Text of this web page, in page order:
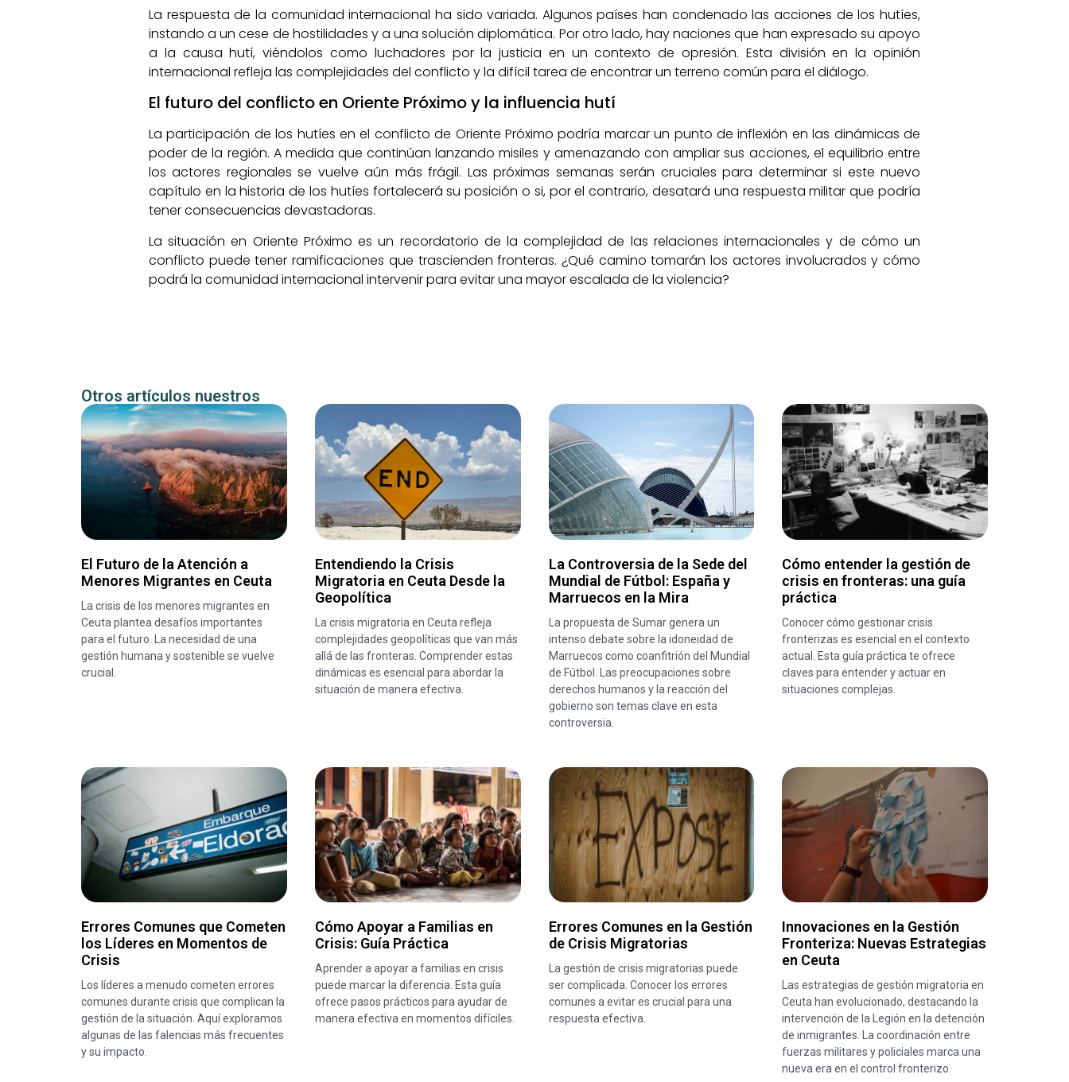
La respuesta de la comunidad internacional ha sido variada. Algunos países han condenado las acciones de los hutíes,
instando a un cese de hostilidades y a una solución diplomática. Por otro lado, hay naciones que han expresado su apoyo
a la causa hutí, viéndolos como luchadores por la justicia en un contexto de opresión. Esta división en la opinión
internacional refleja las complejidades del conflicto y la difícil tarea de encontrar un terreno común para el diálogo.
El futuro del conflicto en Oriente Próximo y la influencia hutí
La participación de los hutíes en el conflicto de Oriente Próximo podría marcar un punto de inflexión en las dinámicas de
poder de la región. A medida que continúan lanzando misiles y amenazando con ampliar sus acciones, el equilibrio entre
los actores regionales se vuelve aún más frágil. Las próximas semanas serán cruciales para determinar si este nuevo
capítulo en la historia de los hutíes fortalecerá su posición o si, por el contrario, desatará una respuesta militar que podría
tener consecuencias devastadoras.
La situación en Oriente Próximo es un recordatorio de la complejidad de las relaciones internacionales y de cómo un
conflicto puede tener ramificaciones que trascienden fronteras. ¿Qué camino tomarán los actores involucrados y cómo
podrá la comunidad internacional intervenir para evitar una mayor escalada de la violencia?
Otros artículos nuestros
El Futuro de la Atención a
Menores Migrantes en Ceuta
La crisis de los menores migrantes en
Ceuta plantea desafíos importantes
para el futuro. La necesidad de una
gestión humana y sostenible se vuelve
crucial.
Entendiendo la Crisis
Migratoria en Ceuta Desde la
Geopolítica
La crisis migratoria en Ceuta refleja
complejidades geopolíticas que van más
allá de las fronteras. Comprender estas
dinámicas es esencial para abordar la
situación de manera efectiva.
La Controversia de la Sede del
Mundial de Fútbol: España y
Marruecos en la Mira
La propuesta de Sumar genera un
intenso debate sobre la idoneidad de
Marruecos como coanfitrión del Mundial
de Fútbol. Las preocupaciones sobre
derechos humanos y la reacción del
gobierno son temas clave en esta
controversia.
Cómo entender la gestión de
crisis en fronteras: una guía
práctica
Conocer cómo gestionar crisis
fronterizas es esencial en el contexto
actual. Esta guía práctica te ofrece
claves para entender y actuar en
situaciones complejas.
Errores Comunes que Cometen
los Líderes en Momentos de
Crisis
Los líderes a menudo cometen errores
comunes durante crisis que complican la
gestión de la situación. Aquí exploramos
algunas de las falencias más frecuentes
y su impacto.
Cómo Apoyar a Familias en
Crisis: Guía Práctica
Aprender a apoyar a familias en crisis
puede marcar la diferencia. Esta guía
ofrece pasos prácticos para ayudar de
manera efectiva en momentos difíciles.
Errores Comunes en la Gestión
de Crisis Migratorias
La gestión de crisis migratorias puede
ser complicada. Conocer los errores
comunes a evitar es crucial para una
respuesta efectiva.
Innovaciones en la Gestión
Fronteriza: Nuevas Estrategias
en Ceuta
Las estrategias de gestión migratoria en
Ceuta han evolucionado, destacando la
intervención de la Legión en la detención
de inmigrantes. La coordinación entre
fuerzas militares y policiales marca una
nueva era en el control fronterizo.